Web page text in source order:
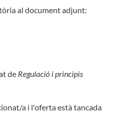
al document adjunt:
de Regulació i principis
a i l'oferta està tancada